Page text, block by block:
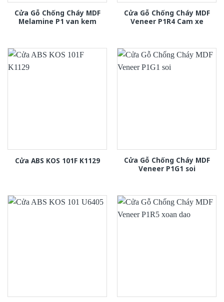
Cửa Gỗ Chống Cháy MDF
Melamine P1 van kem
Cửa Gỗ Chống Cháy MDF
Veneer P1R4 Cam xe
Cửa ABS KOS 101F K1129
Cửa Gỗ Chống Cháy MDF
Veneer P1G1 soi